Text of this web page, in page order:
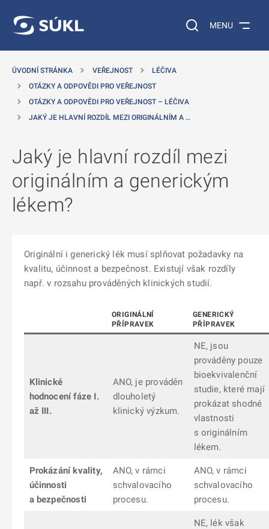
Vyhledávání na
MENU
ÚVODNÍ STRÁNKA VEŘEJNOST
LÉČIVA
OTÁZKY A ODPOVĚDI PRO VEŘEJNOST
OTÁZKY A ODPOVĚDI PRO VEŘEJNOST – LÉČIVA
JAKÝ JE HLAVNÍ ROZDÍL MEZI ORIGINÁLNÍM A …
Jaký je hlavní rozdíl mezi
originálním a generickým
lékem?
Originální i generický lék musí splňovat požadavky na
kvalitu, účinnost a bezpečnost. Existují však rozdíly
např. v rozsahu prováděných klinických studií.
ORIGINÁLNÍ
PŘÍPRAVEK
GENERICKÝ
PŘÍPRAVEK
Klinické
hodnocení fáze I.
až III.
ANO, je prováděn
dlouholetý
klinický výzkum.
NE, jsou
prováděny pouze
bioekvivalenční
studie, které mají
prokázat shodné
vlastnosti
s originálním
lékem.
Prokázání kvality,
účinnosti
a bezpečnosti
ANO, v rámci
schvalovacího
procesu.
ANO, v rámci
schvalovacího
procesu.
NE, lék však